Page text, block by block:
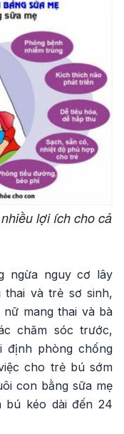
lợi ích cho cả
ngừa nguy cơ lây
thai và trẻ sơ sinh,
mang thai và bà
chăm sóc trước,
định phòng chống
cho trẻ bú sớm
con bằng sữa mẹ
bú kéo dài đến 24